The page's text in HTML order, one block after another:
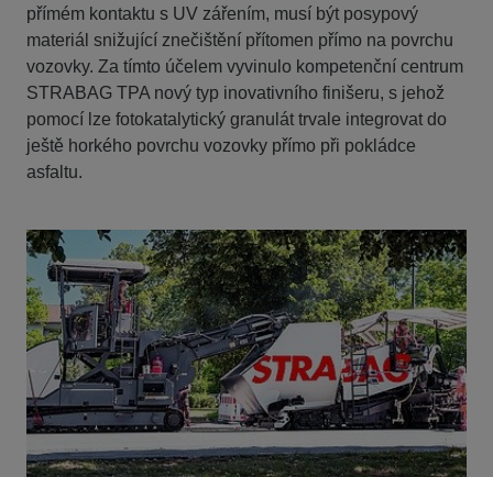
přímém kontaktu s UV zářením, musí být posypový
materiál snižující znečištění přítomen přímo na povrchu
vozovky. Za tímto účelem vyvinulo kompetenční centrum
STRABAG TPA nový typ inovativního finišeru, s jehož
pomocí lze fotokatalytický granulát trvale integrovat do
ještě horkého povrchu vozovky přímo při pokládce
asfaltu.